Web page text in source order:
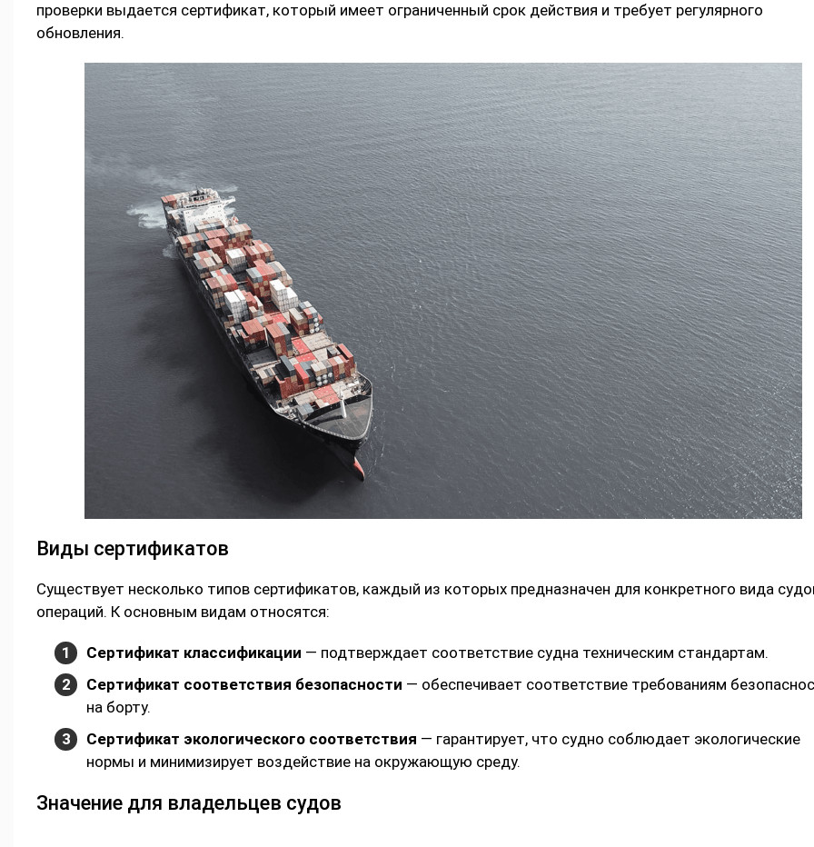
проверки выдается сертификат, который имеет ограниченный срок действия и требует регулярного
обновления.
Виды сертификатов
Существует несколько типов сертификатов, каждый из которых предназначен для конкретного вида
операций. К основным видам относятся:
Сертификат классификации — подтверждает соответствие судна техническим стандартам.
Сертификат соответствия безопасности — обеспечивает соответствие требованиям
на борту.
Сертификат экологического соответствия — гарантирует, что судно соблюдает экологические
нормы и минимизирует воздействие на окружающую среду.
Значение для владельцев судов